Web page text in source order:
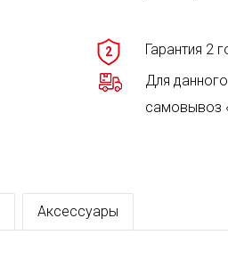
2
Гарантия 2
Для
самовывоз
Аксессуары